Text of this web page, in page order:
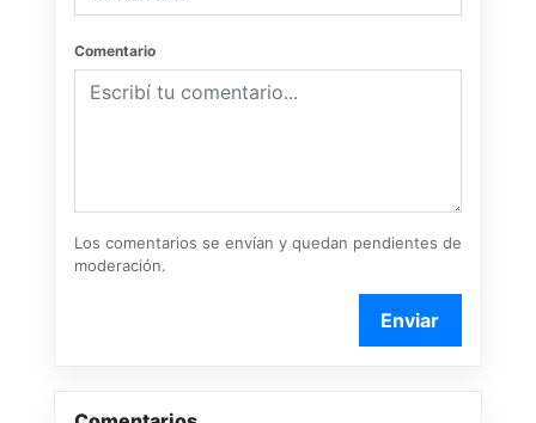
Comentario
Los comentarios se envían y quedan pendientes de
moderación.
Enviar